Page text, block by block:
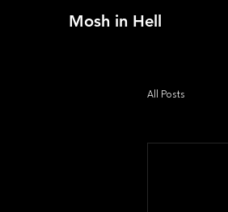
Mosh in Hell
All Posts